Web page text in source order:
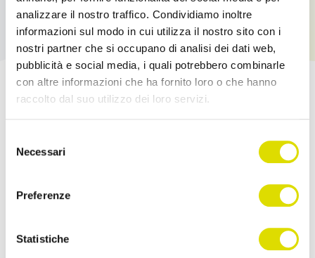
analizzare il nostro traffico. Condividiamo inoltre
informazioni sul modo in cui utilizza il nostro sito con i
nostri partner che si occupano di analisi dei dati web,
pubblicità e social media, i quali potrebbero combinarle
con altre informazioni che ha fornito loro o che hanno
raccolto dal suo utilizzo dei loro servizi.
all'informativa:
https://www.ordersender.com/cookie-
delNecessari
Preferenze
Statistiche
Boost your sales!
Try Order Sender for free in its full version for